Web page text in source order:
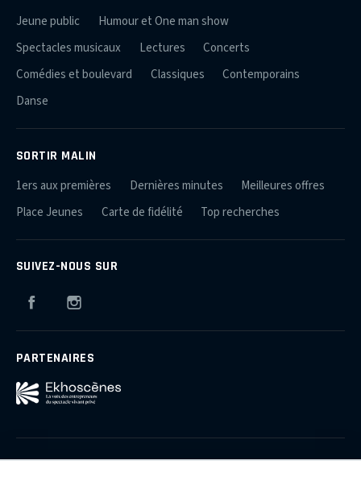
Jeune public
Humour et One man show
Spectacles musicaux
Lectures
Concerts
Comédies et boulevard
Classiques
Contemporains
Danse
SORTIR MALIN
1ers aux premières Dernières minutes
Meilleures offres
Place Jeunes
Carte de fidélité Top recherches
SUIVEZ-NOUS SUR
Facebook
PARTENAIRES